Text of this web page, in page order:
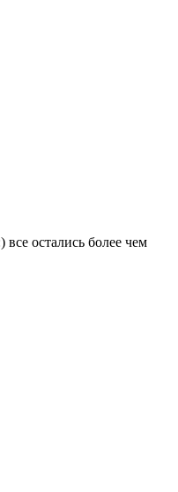
остались более чем